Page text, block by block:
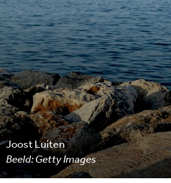
Joost Luiten
Beeld: Getty Images